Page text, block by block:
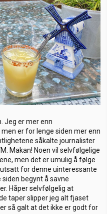
Jeg er mer enn
er for lenge siden mer enn
såkalte journalister
Makan! Noen vil selvfølgelige
men det er umulig å følge
for denne uinteressante
begynt å savne
Håper selvfølgelig at
taper slipper jeg alt fjaset
så galt at det ikke er godt for